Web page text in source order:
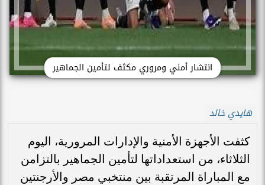
انتشار أمني ومروري مكثف لتأمين الجماهير
هايدي خالد
كثفت الأجهزة الأمنية والإدارات المرورية، اليوم
الثلاثاء، من استعداداتها لتأمين الجماهير بالتزامن
مع المباراة المرتقبة بين منتخبي مصر والأرجنتين